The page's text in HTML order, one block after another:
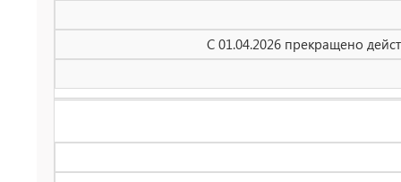
С 01.04.2026 прекращено